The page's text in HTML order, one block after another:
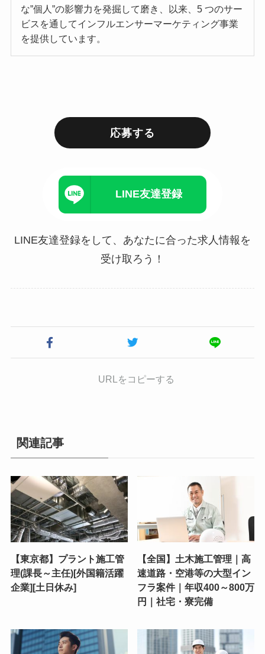
な”個人”の影響力を発掘して磨き、以来、5 つのサー
ビスを通してインフルエンサーマーケティング事業
を提供しています。
応募する
LINE友達登録
LINE友達登録をして、あなたに合った求人情報を
受け取ろう！
URLをコピーする
関連記事
【東京都】プラント施工管
理(課長～主任)[外国籍活躍
企業][土日休み]
【全国】土木施工管理｜高
速道路・空港等の大型イン
フラ案件｜年収400～800万
円｜社宅・寮完備